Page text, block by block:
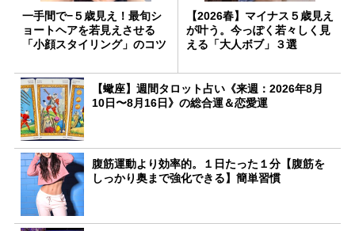
一手間で−５歳見え！最旬シ
ョートヘアを若見えさせる
「小顔スタイリング」のコツ
【2026春】マイナス５歳見え
が叶う。今っぽく若々しく見
える「大人ボブ」３選
【蠍座】週間タロット占い《来週：2026年8月
10日〜8月16日》の総合運＆恋愛運
腹筋運動より効率的。１日たった１分【腹筋を
しっかり奥まで強化できる】簡単習慣